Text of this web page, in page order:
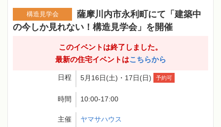
薩摩川内市永利町にて「建築中
の今しか見れない！構造見学会」を開催
このイベントは終了しました。
最新の住宅イベントはこちらから
日程 5月16日(土)・17日(日) 予約可
時間 10:00-17:00
主催 ヤマサハウス
構造見学会